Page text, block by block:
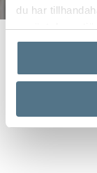
du har
använt deras
Start